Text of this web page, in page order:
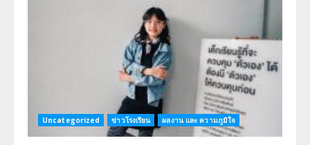
Uncategorized ข่าวโรงเรียน ผลงาน และ ความภูมิใจ